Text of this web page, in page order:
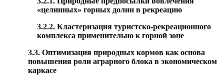
«целинных» горных долин в рекреацию
3.2.2. Кластеризация туристско-рекреационного
комплекса применительно к горной зоне
3.3. Оптимизация природных кормов как основа
повышения роли аграрного блока в экономическом
каркасе